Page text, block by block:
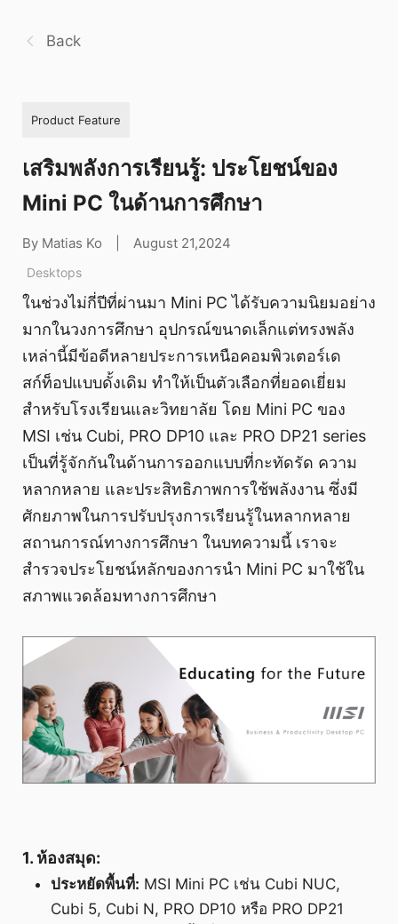
Back
Product Feature
เสริมพลังการเรียนรู้: ประโยชน์ของ
Mini PC ในด้านการศึกษา
By Matias Ko August 21,2024
Desktops
ในช่วงไม่กี่ปีที่ผ่านมา Mini PC ได้รับความนิยมอย่าง
มากในวงการศึกษา อุปกรณ์ขนาดเล็กแต่ทรงพลัง
เหล่านี้มีข้อดีหลายประการเหนือคอมพิวเตอร์เด
สก์ท็อปแบบดั้งเดิม ทำให้เป็นตัวเลือกที่ยอดเยี่ยม
สำหรับโรงเรียนและวิทยาลัย โดย Mini PC ของ
MSI เช่น Cubi, PRO DP10 และ PRO DP21 series
เป็นที่รู้จักกันในด้านการออกแบบที่กะทัดรัด ความ
หลากหลาย และประสิทธิภาพการใช้พลังงาน ซึ่งมี
ศักยภาพในการปรับปรุงการเรียนรู้ในหลากหลาย
สถานการณ์ทางการศึกษา ในบทความนี้ เราจะ
สำรวจประโยชน์หลักของการนำ Mini PC มาใช้ใน
สภาพแวดล้อมทางการศึกษา
1. ห้องสมุด:
ประหยัดพื้นที่: MSI Mini PC เช่น Cubi NUC,
Cubi 5, Cubi N, PRO DP10 หรือ PRO DP21